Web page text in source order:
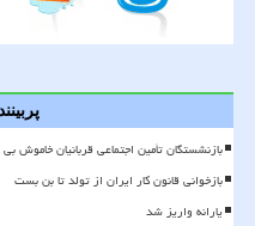
بازنشستگان تأمین اجتماعی قربانیان خاموش
بازخوانی قانون کار ایران از تولد تا بن بست
یارانه واریز شد